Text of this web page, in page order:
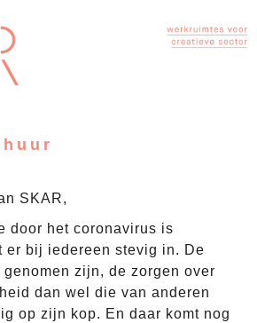
SKAR,
door het coronavirus is
er bij iedereen stevig in. De
zijn, de zorgen over
dan wel die van anderen
op zijn kop. En daar komt nog